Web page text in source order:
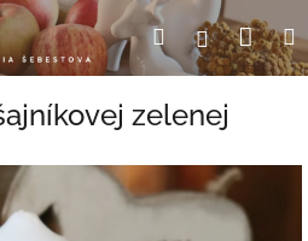
Hľadať
zelenej